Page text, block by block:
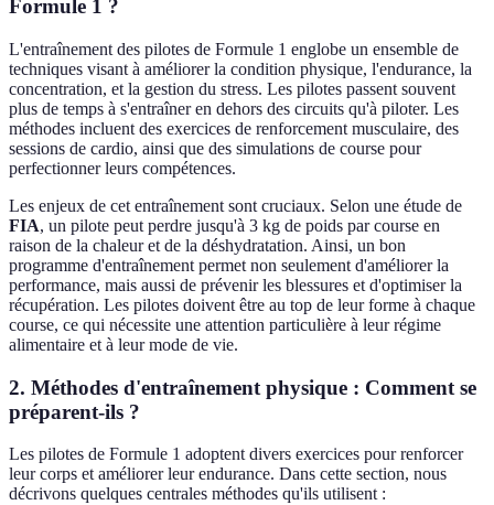
Formule 1 ?
L'entraînement des pilotes de Formule 1 englobe un ensemble de
techniques visant à améliorer la condition physique, l'endurance, la
concentration, et la gestion du stress. Les pilotes passent souvent
plus de temps à s'entraîner en dehors des circuits qu'à piloter. Les
méthodes incluent des exercices de renforcement musculaire, des
sessions de cardio, ainsi que des simulations de course pour
perfectionner leurs compétences.
Les enjeux de cet entraînement sont cruciaux. Selon une étude de
FIA, un pilote peut perdre jusqu'à 3 kg de poids par course en
raison de la chaleur et de la déshydratation. Ainsi, un bon
programme d'entraînement permet non seulement d'améliorer la
performance, mais aussi de prévenir les blessures et d'optimiser la
récupération. Les pilotes doivent être au top de leur forme à chaque
course, ce qui nécessite une attention particulière à leur régime
alimentaire et à leur mode de vie.
2. Méthodes d'entraînement physique : Comment se
préparent-ils ?
Les pilotes de Formule 1 adoptent divers exercices pour renforcer
leur corps et améliorer leur endurance. Dans cette section, nous
décrivons quelques centrales méthodes qu'ils utilisent :